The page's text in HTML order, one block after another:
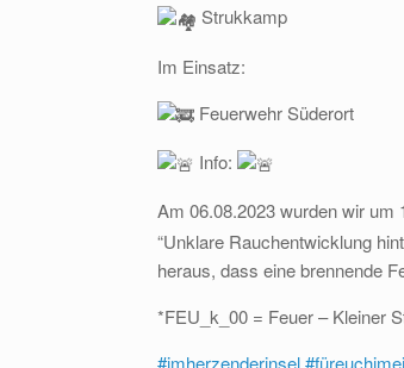
Strukkamp
Im Einsatz:
Feuerwehr Süderort
Info:
Am 06.08.2023 wurden wir um
“Unklare Rauchentwicklung
heraus, dass eine brennende
*FEU_k_00 = Feuer – Kleiner
#imherzenderinsel